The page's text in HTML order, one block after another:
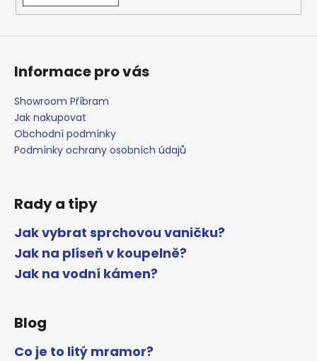
ý
p
Informace pro vás
Showroom Příbram
Jak nakupovat
Obchodní podmínky
Podmínky ochrany osobních údajů
Rady a tipy
Jak vybrat sprchovou vaničku?
Jak na plíseň v koupelně?
Jak na vodní kámen?
Blog
Co je to litý mramor?